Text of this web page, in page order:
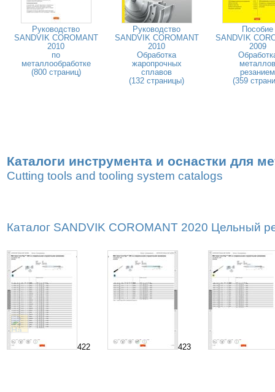
Руководство
SANDVIK COROMANT
2010
по
металлообработке
(800 страниц)
Руководство
SANDVIK COROMANT
2010
Обработка
жаропрочных
сплавов
(132 страницы)
Пособие
SANDVIK
2009
металлов
резанием
(359
Каталоги инструмента и оснастки для
Cutting tools and tooling system catalogs
Каталог SANDVIK COROMANT 2020 Цельный
422 423